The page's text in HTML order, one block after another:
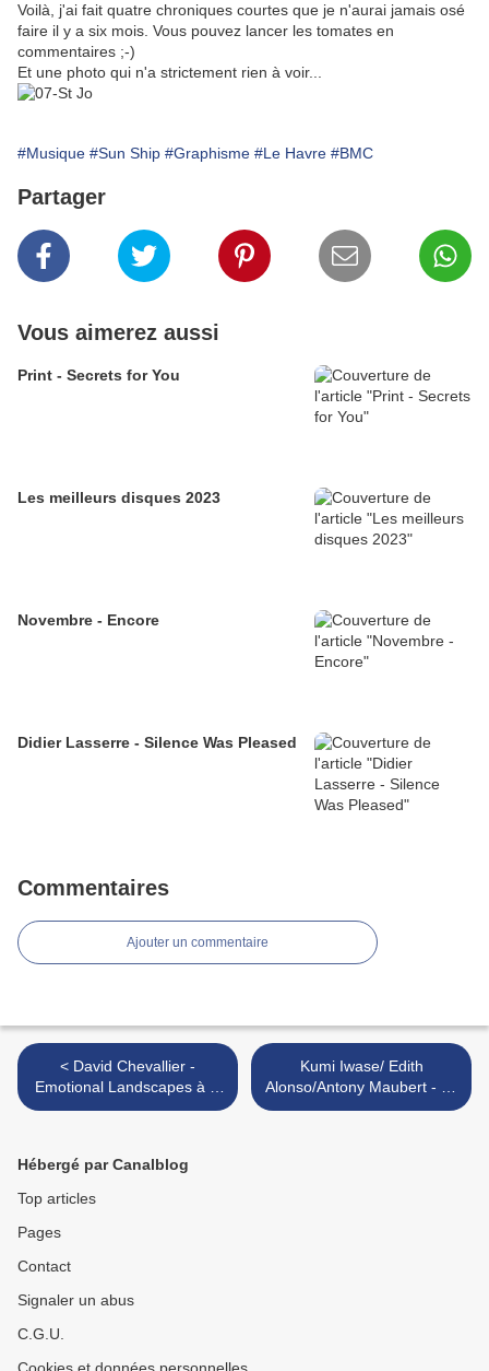
Voilà, j'ai fait quatre chroniques courtes que je n'aurai jamais osé
faire il y a six mois. Vous pouvez lancer les tomates en
commentaires ;-)
Et une photo qui n'a strictement rien à voir...
#Musique #Sun Ship #Graphisme #Le Havre #BMC
Partager
Vous aimerez aussi
Print - Secrets for You
Les meilleurs disques 2023
Novembre - Encore
Didier Lasserre - Silence Was Pleased
Commentaires
Ajouter un commentaire
< David Chevallier -
Emotional Landscapes à la
chapelle Corneille
Kumi Iwase/ Edith
Alonso/Antony Maubert - Le
Jazz non plus... & Hugues
Hébergé par Canalblog
Top articles
Pages
Contact
Signaler un abus
C.G.U.